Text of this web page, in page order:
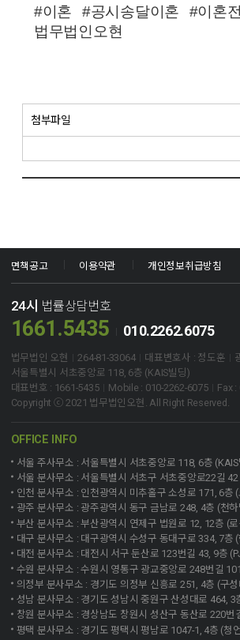
#이혼 #공시송달이혼 #이혼
법무법인오현
첨부파일
면책공고 이용약관 개인정보취급방침
24시 법률상담번호
1661.5435 010.2262.6075
법무법인 오현 264-81-33064 대표변호사 : 정도훈
서울특별시 서초중앙로 118, 6층 (KAIS빌딩)
대표번호 : 1661-5435
Mobile : 010-2262-6075
Fax
Copyright ⓒ 2021 법무법인오현. All Right Reserved.
OFFICE INFO
서울 주사무소 : 서울특별시 서초중앙로 118, 6층 (KAIS
서울 분사무소 : 서울특별시 서초구 서초중앙로22길
인천 분사무소 : 인천광역시 미추홀구 소성로 171, 6층
광주 분사무소 : 광주광역시 동구 금남로 248, 4층 (천
부산 분사무소 : 부산광역시 연제구 법원로 12, 12층 (
대구 분사무소 : 대구광역시 수성구 동대구로 334, 7층
대전 분사무소 : 대전시 서구 둔산로 123번길 43, 9층
수원 분사무소 : 수원시 영통구 광교중앙로 248번길
의정부 분사무소 : 경기도 의정부 신흥로 251, 4층 (구
성남 분사무소 : 경기도 성남시 중원구 산성대로 464, 3
창원 분사무소 : 경상남도 창원시 성산구 동산로 220번
평택 분사무소 : 경기도 평택시 평남로 1047-1, 4층 (청